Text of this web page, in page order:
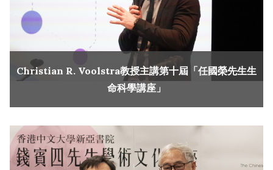
Christian R. Voolstra教授主講第十屆「任國榮先生生
命科學講座」